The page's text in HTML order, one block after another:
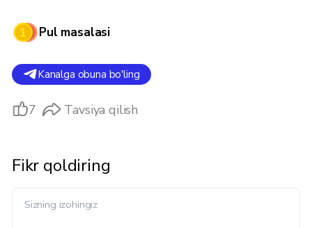
Pul masalasi
Kanalga obuna bo'ling
7 Tavsiya qilish
Fikr qoldiring